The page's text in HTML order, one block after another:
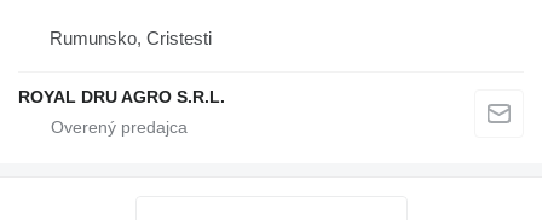
Rumunsko, Cristesti
ROYAL DRU AGRO S.R.L.